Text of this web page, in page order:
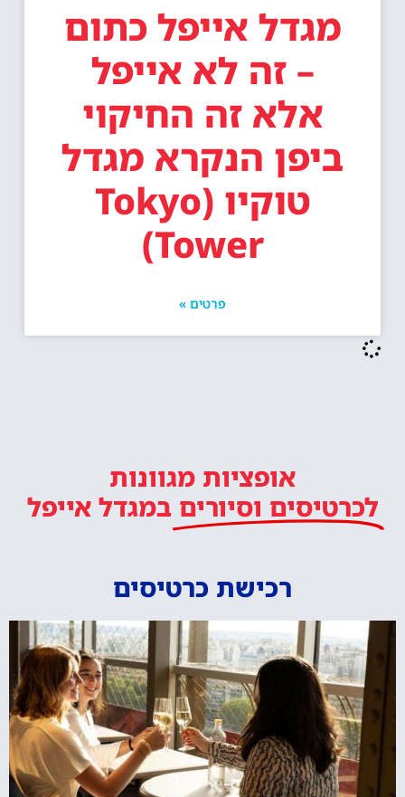
מגדל אייפל כתום
– זה לא אייפל
אלא זה החיקוי
ביפן הנקרא מגדל
טוקיו (Tokyo
Tower)
פרטים »
אופציות מגוונות
לכרטיסים וסיורים במגדל אייפל
רכישת כרטיסים